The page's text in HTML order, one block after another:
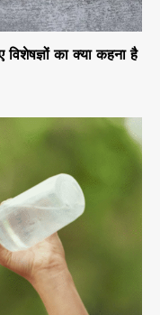
का क्या कहना है